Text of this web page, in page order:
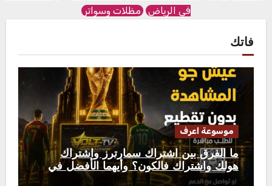
في الرياض مظلات وسواتر
فاتك
موسوعة اعرف
ما الفرق بين اشتراك سمارترز واشتراك
هولك واشتراك فالكون؟ وأيهما الأفضل في
2026؟